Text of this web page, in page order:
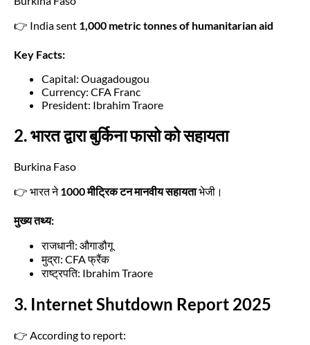
👉 India sent 1,000 metric tonnes of humanitarian aid
Key Facts:
Capital: Ouagadougou
Currency: CFA Franc
President: Ibrahim Traore
2. भारत द्वारा बुर्किना फासो को सहायता
Burkina Faso
👉 भारत ने1000 मीट्रिक टन मानवीय सहायताभेजी।
मुख्य तथ्य:
राजधानी: औगाडौगू
मुद्रा: CFA फ्रैंक
राष्ट्रपति: Ibrahim Traore
3. Internet Shutdown Report 2025
👉 According to report: